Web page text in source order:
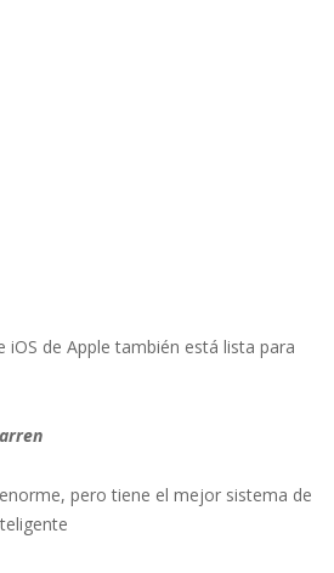
iOS de Apple también está lista para
pero tiene el mejor sistema de